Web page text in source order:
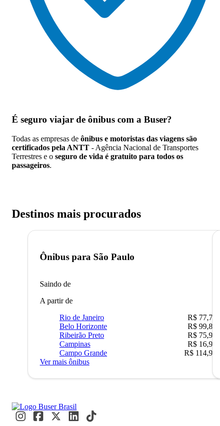
É seguro viajar de ônibus com a Buser?
Todas as empresas de ônibus e motoristas das viagens são
certificados pela ANTT - Agência Nacional de Transportes
Terrestres e o seguro de vida é gratuito para todos os
passageiros.
Destinos mais procurados
Ônibus para São Paulo
Saindo de
A partir de
Rio de Janeiro
R$ 77,70
Belo Horizonte
R$ 99,89
Ribeirão Preto
R$ 75,90
Campinas
R$ 16,90
Campo Grande
R$ 114,90
Ver mais ônibus